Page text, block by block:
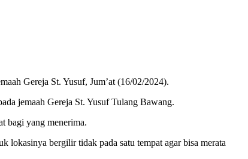
Gereja St. Yusuf, Jum’at (16/02/2024).
jemaah Gereja St. Yusuf Tulang Bawang.
bagi yang menerima.
lokasinya bergilir tidak pada satu tempat agar bisa merata